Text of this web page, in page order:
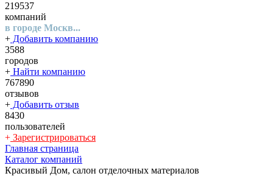
219537
компаний
в городе Москв...
+ Добавить компанию
3588
городов
+ Найти компанию
767890
отзывов
+ Добавить отзыв
8430
пользователей
+ Зарегистрироваться
Главная страница
Каталог компаний
Красивый Дом, салон отделочных материалов